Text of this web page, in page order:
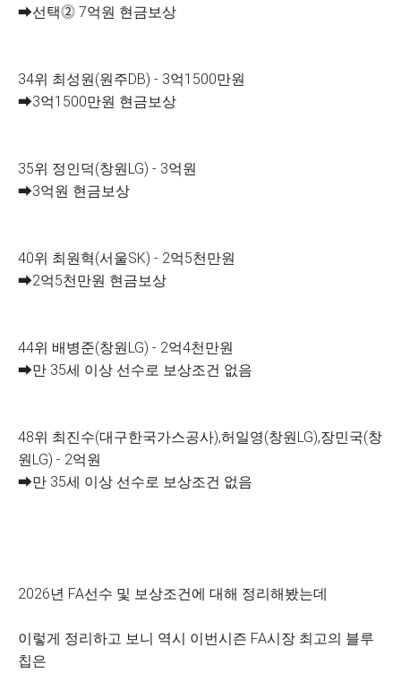
➡선택⓶ 7억원 현금보상
34위 최성원(원주DB) - 3억1500만원
➡3억1500만원 현금보상
35위 정인덕(창원LG) - 3억원
➡3억원 현금보상
40위 최원혁(서울SK) - 2억5천만원
➡2억5천만원 현금보상
44위 배병준(창원LG) - 2억4천만원
➡만 35세 이상 선수로 보상조건 없음
48위 최진수(대구한국가스공사),허일영(창원LG),장민국(창
원LG) - 2억원
➡만 35세 이상 선수로 보상조건 없음
2026년 FA선수 및 보상조건에 대해 정리해봤는데
이렇게 정리하고 보니 역시 이번시즌 FA시장 최고의 블루
칩은